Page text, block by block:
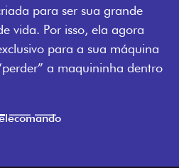
São detalhes como
fluidez para o seu dia de
PreviousNext